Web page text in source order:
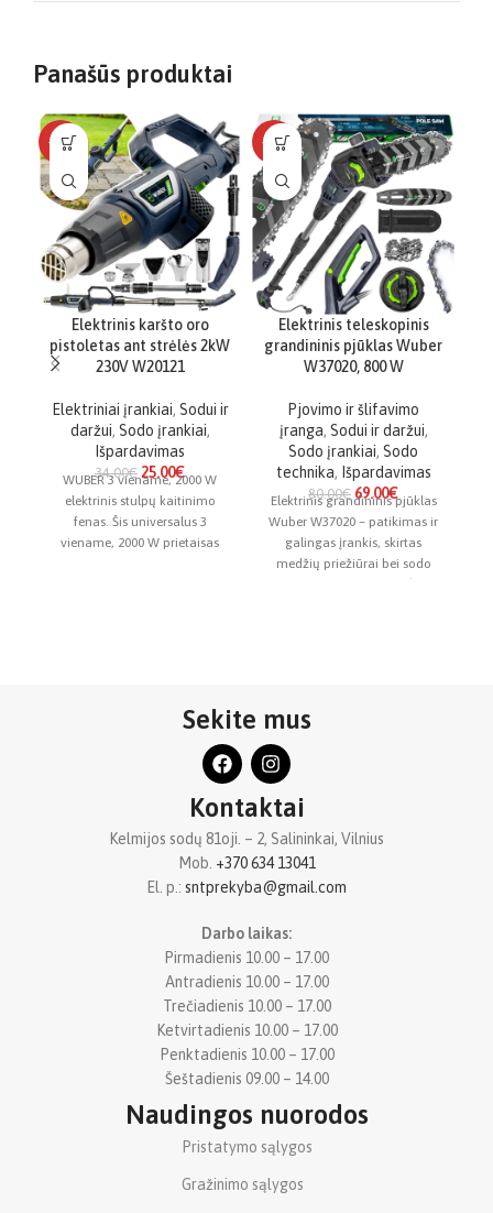
Panašūs produktai
-26%
Elektrinis karšto oro
pistoletas ant strėlės 2kW
230V W20121
Elektriniai įrankiai, Sodui ir
daržui, Sodo įrankiai,
Išpardavimas
34.00€ 25.00€
WUBER 3 viename, 2000 W
elektrinis stulpų kaitinimo
fenas. Šis universalus 3
viename, 2000 W prietaisas
-14%
Elektrinis teleskopinis
grandininis pjūklas Wuber
W37020, 800 W
Pjovimo ir šlifavimo
įranga, Sodui ir daržui,
Sodo įrankiai, Sodo
technika, Išpardavimas
80.00€ 69.00€
Elektrinis grandininis pjūklas
Wuber W37020 – patikimas ir
galingas įrankis, skirtas
medžių priežiūrai bei sodo
Sekite mus
Kontaktai
Kelmijos sodų 81oji. – 2, Salininkai, Vilnius
Mob. +370 634 13041
El. p.: sntprekyba@gmail.com
Darbo laikas:
Pirmadienis 10.00 – 17.00
Antradienis 10.00 – 17.00
Trečiadienis 10.00 – 17.00
Ketvirtadienis 10.00 – 17.00
Penktadienis 10.00 – 17.00
Šeštadienis 09.00 – 14.00
Naudingos nuorodos
Pristatymo sąlygos
Gražinimo sąlygos